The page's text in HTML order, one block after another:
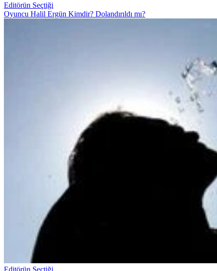
Editörün Seçtiği
Oyuncu Halil Ergün Kimdir? Dolandırıldı mı?
Editörün Seçtiği